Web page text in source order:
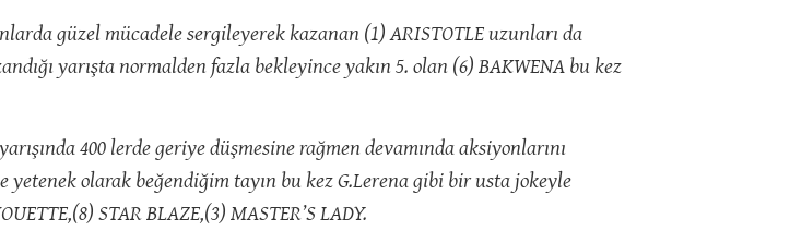
güzel mücadele sergileyerek kazanan (1) ARISTOTLE uzunları da
yarışta normalden fazla bekleyince yakın 5. olan (6) BAKWENA bu kez
400 lerde geriye düşmesine rağmen devamında aksiyonlarını
yetenek olarak beğendiğim tayın bu kez G.Lerena gibi bir usta jokeyle
STAR BLAZE,(3) MASTER’S LADY.